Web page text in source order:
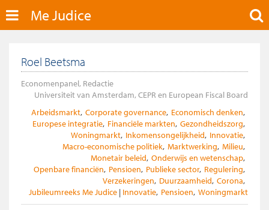
Me Judice
Roel Beetsma
Economenpanel, Redactie
Universiteit van Amsterdam, CEPR en European Fiscal Board
Arbeidsmarkt Corporate governance Economisch denken
Europese integratie Financiële markten Gezondheidszorg
Woningmarkt Inkomensongelijkheid Innovatie
Macro-economische politiek Marktwerking Milieu
Monetair beleid Onderwijs en wetenschap
Openbare financiën Pensioen Publieke sector Regulering
Verzekeringen Duurzaamheid Corona
Jubileumreeks Me Judice Innovatie Pensioen Woningmarkt